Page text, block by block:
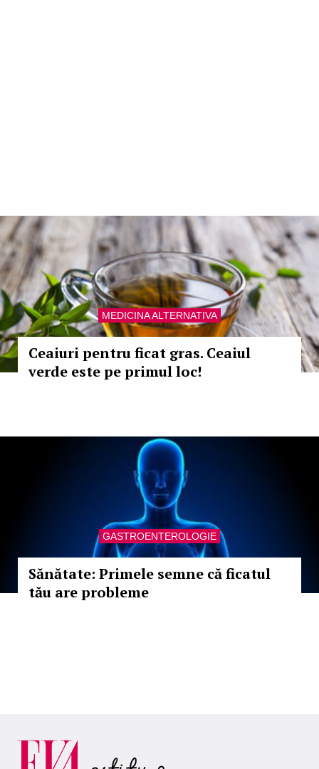
MEDICINA ALTERNATIVA
Ceaiuri pentru ficat gras. Ceaiul
verde este pe primul loc!
GASTROENTEROLOGIE
Sănătate: Primele semne că ficatul
tău are probleme